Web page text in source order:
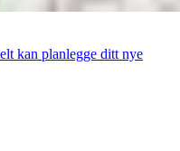
kan planlegge ditt nye